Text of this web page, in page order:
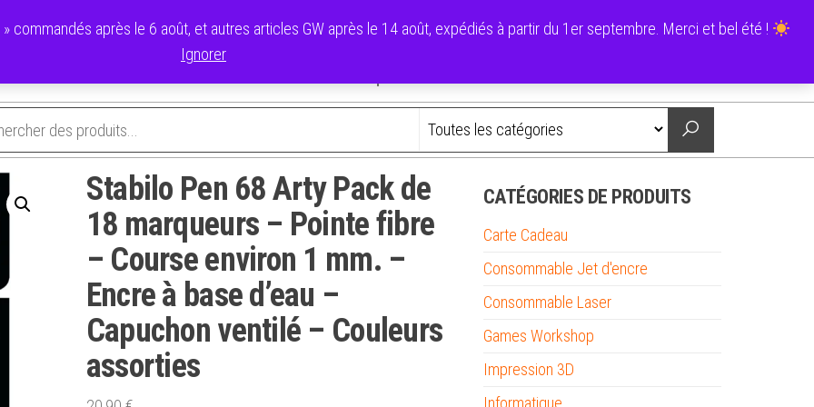
commandés après le 6 août, et autres articles GW après le 14 août, expédiés à partir du 1er septembre. Merci et bel été !
Ignorer
0,00 €
Stabilo Pen 68 Arty Pack de
18 marqueurs – Pointe fibre
– Course environ 1 mm. –
Encre à base d’eau –
Capuchon ventilé – Couleurs
assorties
CATÉGORIES DE PRODUITS
Carte Cadeau
Consommable Jet d'encre
Consommable Laser
Games Workshop
Impression 3D
Informatique